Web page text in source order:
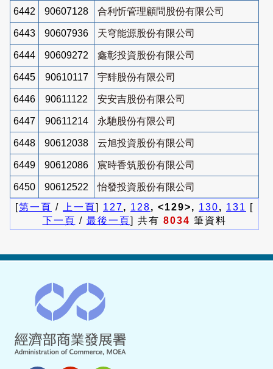
6442 90607128 合利忻管理顧問股份有限公司
6443 90607936 天穹能源股份有限公司
6444 90609272 鑫彰投資股份有限公司
6445 90610117 宇馡股份有限公司
6446 90611122 安安吉股份有限公司
6447 90611214 永馳股份有限公司
6448 90612038 云旭投資股份有限公司
6449 90612086 宸時香筑股份有限公司
6450 90612522
怡發投資股份有限公司
[第一頁 / 上一頁] 127, 128, <129>, 130, 131
[
下一頁 / 最後一頁] 共有 8034 筆資料